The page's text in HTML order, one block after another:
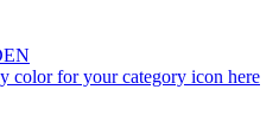
color for your category icon here